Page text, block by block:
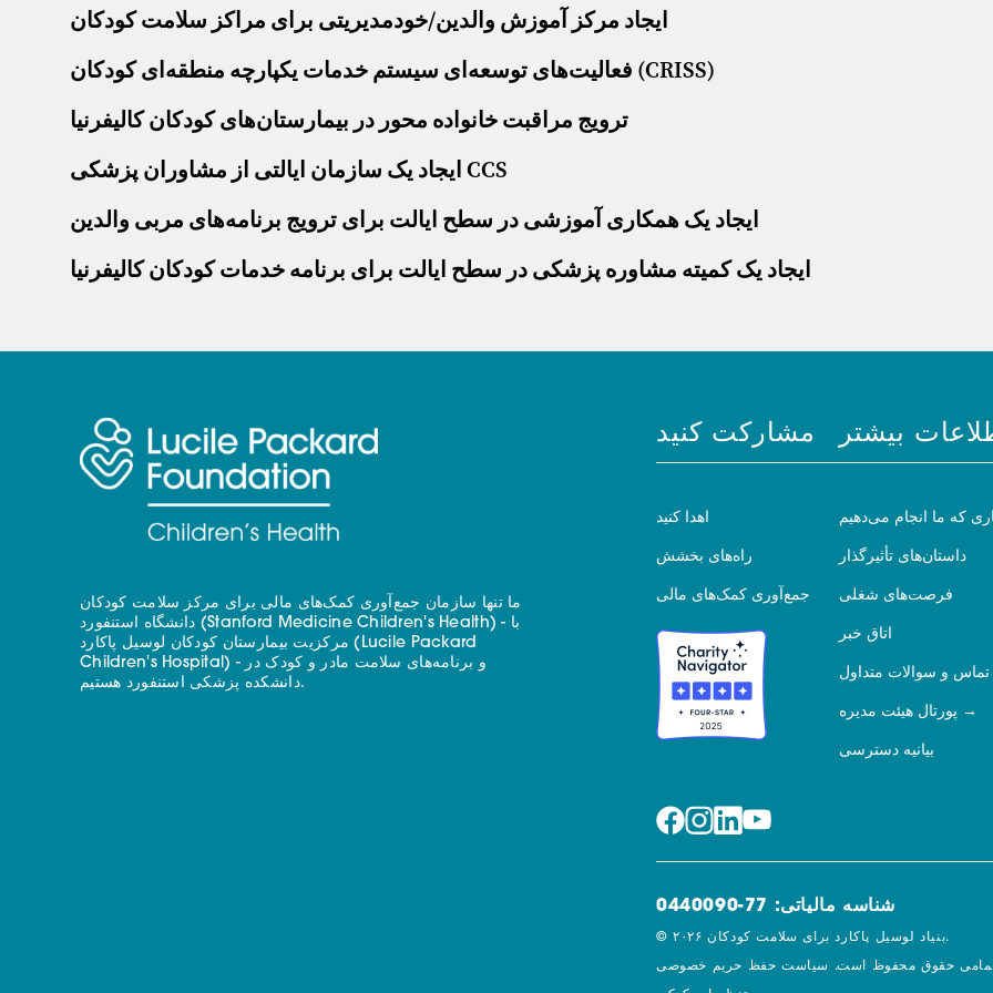
ایجاد مرکز آموزش والدین/خودمدیریتی برای مراکز سلامت کودکان
فعالیت‌های توسعه‌ای سیستم خدمات یکپارچه منطقه‌ای کودکان (CRISS)
ترویج مراقبت خانواده محور در بیمارستان‌های کودکان کالیفرنیا
ایجاد یک سازمان ایالتی از مشاوران پزشکی CCS
ایجاد یک همکاری آموزشی در سطح ایالت برای ترویج برنامه‌های مربی والدین
ایجاد یک کمیته مشاوره پزشکی در سطح ایالت برای برنامه خدمات کودکان کالیفرنیا
ما تنها سازمان جمع‌آوری کمک‌های مالی برای مرکز سلامت کودکان
دانشگاه استنفورد (Stanford Medicine Children's Health) - با
مرکزیت بیمارستان کودکان لوسیل پاکارد (Lucile Packard
Children's Hospital) - و برنامه‌های سلامت مادر و کودک در
دانشکده پزشکی استنفورد هستیم.
مشارکت کنید
اهدا کنید
راه‌های بخشش
جمع‌آوری کمک‌های مالی
بیشتر
که ما انجام می‌دهیم
داستان‌های تأثیرگذار
فرصت‌های شغلی
اتاق خبر
تماس و سوالات متداول
پورتال هیئت مدیره
بیانیه دسترسی
شناسه مالیاتی: 77-0440090
© ۲۰۲۶ بنیاد لوسیل پاکارد برای سلامت کودکان.
حقوق محفوظ است.